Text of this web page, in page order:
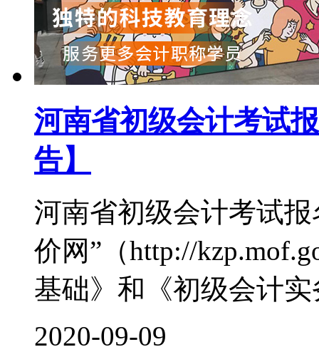
河南省初级会计考试
告】
河南省初级会计考试
价网”（http://
基础》和《初级会计
2020-09-09